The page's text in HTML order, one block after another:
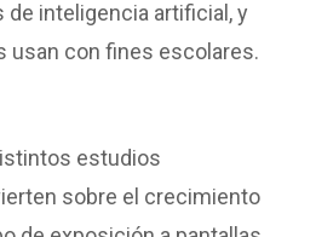
inteligencia artificial, y
usan con fines escolares.
estudios
sobre el crecimiento